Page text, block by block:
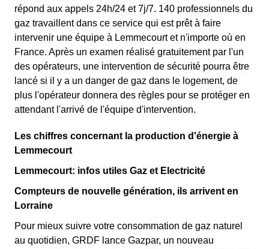
répond aux appels 24h/24 et 7j/7. 140 professionnels du
gaz travaillent dans ce service qui est prêt à faire
intervenir une équipe à Lemmecourt et n'importe où en
France. Après un examen réalisé gratuitement par l'un
des opérateurs, une intervention de sécurité pourra être
lancé si il y a un danger de gaz dans le logement, de
plus l'opérateur donnera des règles pour se protéger en
attendant l'arrivé de l'équipe d'intervention.
Les chiffres concernant la production d'énergie à
Lemmecourt
Lemmecourt: infos utiles Gaz et Electricité
Compteurs de nouvelle génération, ils arrivent en
Lorraine
Pour mieux suivre votre consommation de gaz naturel
au quotidien, GRDF lance Gazpar, un nouveau